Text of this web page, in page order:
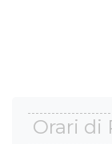
Orari di